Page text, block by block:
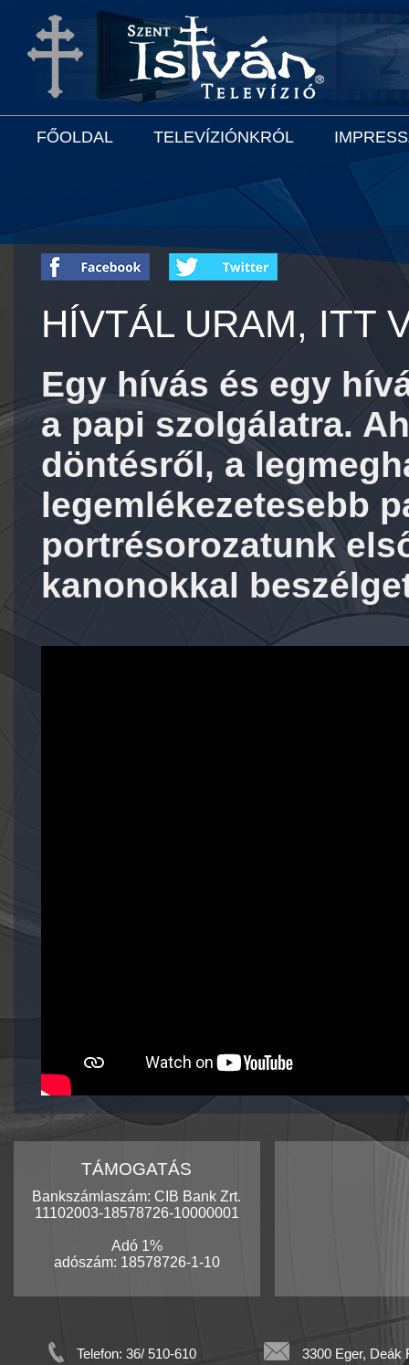
FŐOLDAL TELEVÍZIÓNKRÓL
HÍVTÁL URAM, ITT
Egy hívás és egy
a papi szolgálatra.
döntésről, a
legemlékezetesebb
portrésorozatunk
kanonokkal
TÁMOGATÁS
Bankszámlaszám: CIB Bank Zrt.
11102003-18578726-10000001
Adó 1%
adószám: 18578726-1-10
Telefon: 36/ 510-610 3300 Eger, Deák